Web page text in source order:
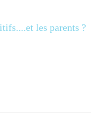
les parents ?